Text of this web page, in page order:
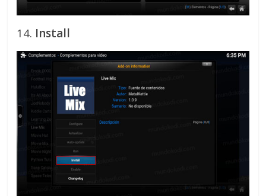
14. Install